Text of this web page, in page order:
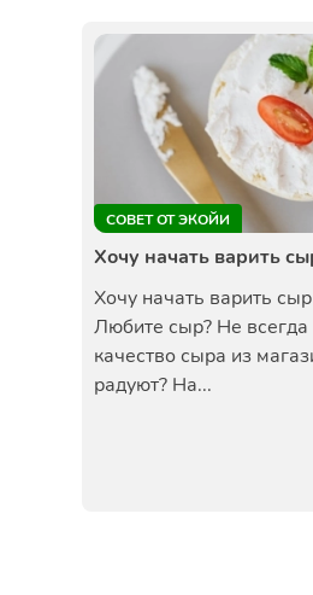
СОВЕТ ОТ ЭКОЙИ
Хочу начать варить
Хочу начать варить
Любите сыр? Не всегда
качество сыра из
радуют? На...